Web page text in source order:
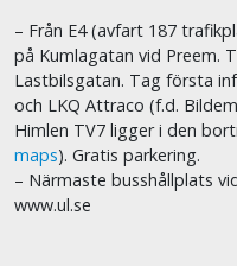
– Från E4 (avfart 187
på Kumlagatan vid Preem.
Lastbilsgatan. Tag första
och LKQ Attraco (f.d.
Himlen TV7 ligger i den
maps). Gratis parkering.
– Närmaste busshållplats
www.ul.se